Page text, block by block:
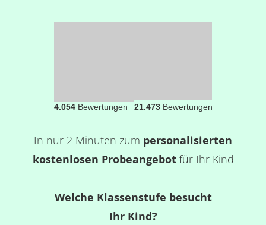
4.054Bewertungen 21.473Bewertungen
In nur 2 Minuten zum personalisierten
kostenlosen Probeangebotfür Ihr Kind
Welche Klassenstufe besucht
Ihr Kind?